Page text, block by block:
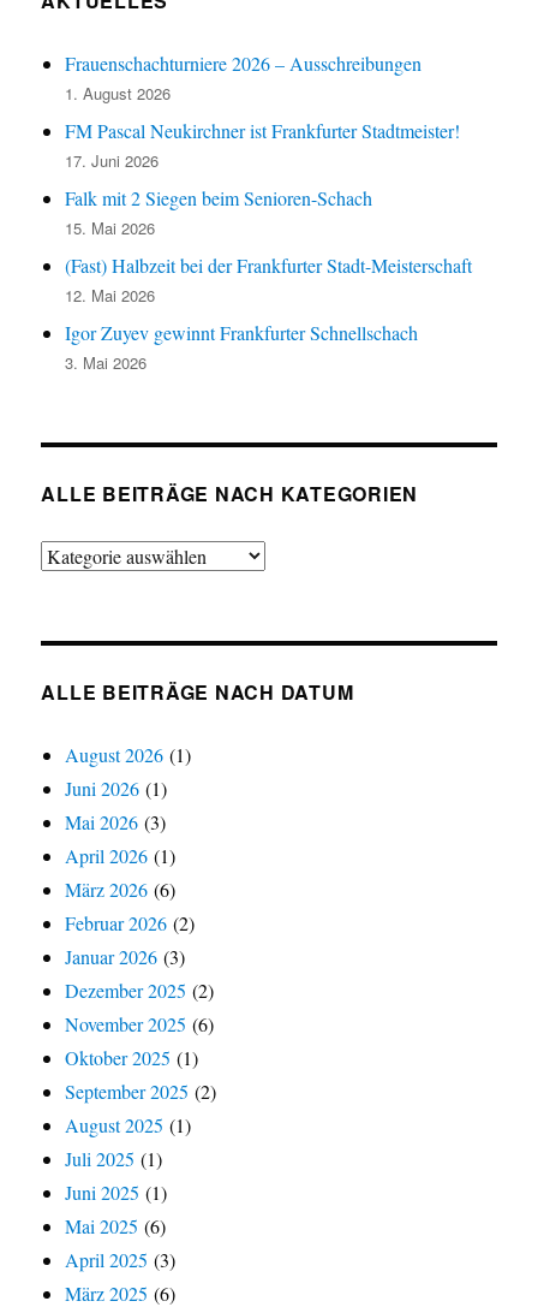
Frauenschachturniere 2026 – Ausschreibungen
1. August 2026
FM Pascal Neukirchner ist Frankfurter Stadtmeister!
17. Juni 2026
Falk mit 2 Siegen beim Senioren-Schach
15. Mai 2026
(Fast) Halbzeit bei der Frankfurter Stadt-Meisterschaft
12. Mai 2026
Igor Zuyev gewinnt Frankfurter Schnellschach
3. Mai 2026
ALLE BEITRÄGE NACH KATEGORIEN
Alle
ALLE BEITRÄGE NACH DATUM
August 2026 (1)
Juni 2026 (1)
Mai 2026 (3)
April 2026 (1)
März 2026 (6)
Februar 2026 (2)
Januar 2026 (3)
Dezember 2025 (2)
November 2025 (6)
Oktober 2025 (1)
September 2025 (2)
August 2025 (1)
Juli 2025 (1)
Juni 2025 (1)
Mai 2025 (6)
April 2025 (3)
März 2025 (6)